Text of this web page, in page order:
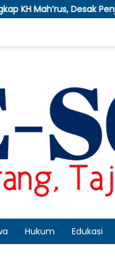
Paksa
Hukum Edukasi